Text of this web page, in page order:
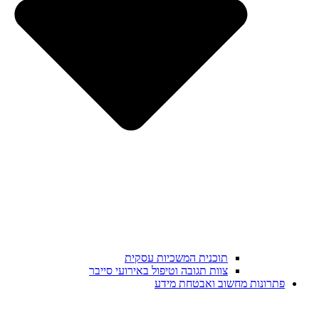
תוכנית המשכיות עסקית
צוות תגובה וטיפול באירועי סייבר
פתרונות מחשוב ואבטחת מידע